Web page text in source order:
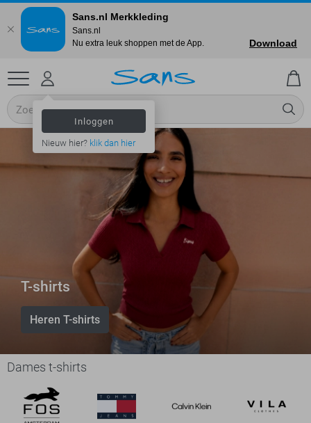
Inloggen
Nieuw hier? klik dan hier
T-shirts
Heren T-shirts
Dames t-shirts
Sans.nl Merkkleding
Sans.nl
Nu extra leuk shoppen met de App.
Download